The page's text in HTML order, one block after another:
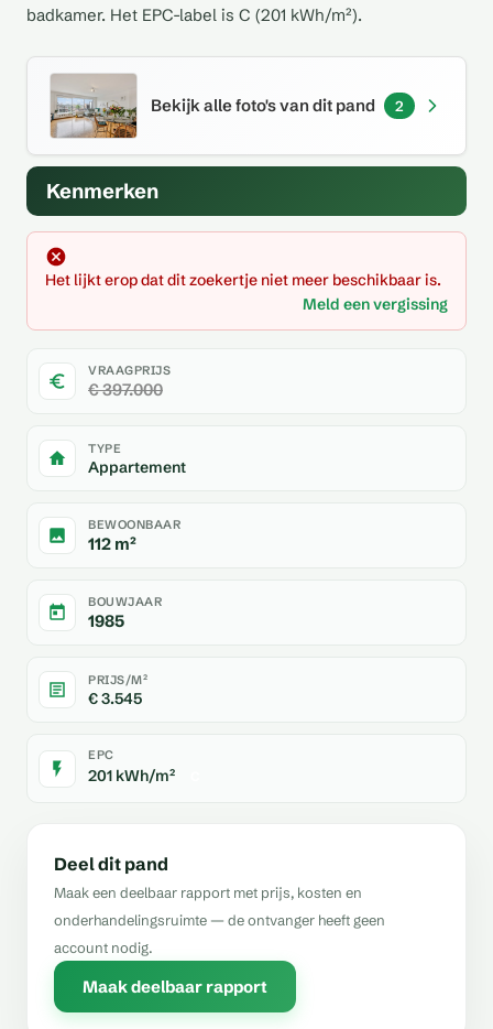
badkamer. Het EPC-label is C (201 kWh/m²).
Bekijk alle foto's van dit pand 2
Kenmerken
Het lijkt erop dat dit zoekertje niet meer beschikbaar is.
Meld een vergissing
VRAAGPRIJS
€ 397.000
TYPE
Appartement
BEWOONBAAR
112 m²
BOUWJAAR
1985
PRIJS/M²
€ 3.545
EPC
201 kWh/m²
Deel dit pand
Maak een deelbaar rapport met prijs, kosten en
onderhandelingsruimte — de ontvanger heeft geen
account nodig.
Maak deelbaar rapport